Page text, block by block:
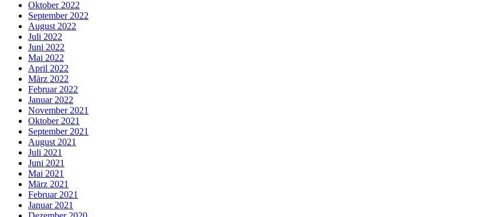
Oktober 2022
September 2022
August 2022
Juli 2022
Juni 2022
Mai 2022
April 2022
März 2022
Februar 2022
Januar 2022
November 2021
Oktober 2021
September 2021
August 2021
Juli 2021
Juni 2021
Mai 2021
März 2021
Februar 2021
Januar 2021